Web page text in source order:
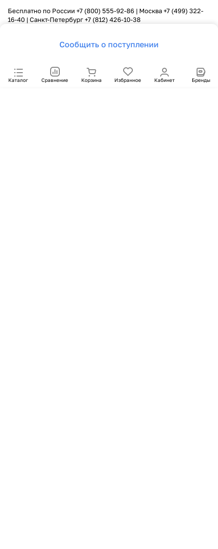
Сообщить о поступлении
Каталог Сравнение Корзина Избранное Кабинет Бренды
Бесплатно по России +7 (800) 555-92-86 | Москва+7 (499) 322-
16-40 | Санкт-Петербург+7 (812) 426-10-38